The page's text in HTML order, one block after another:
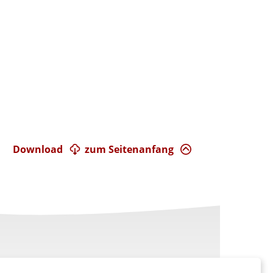
zum Seitenanfang
Download